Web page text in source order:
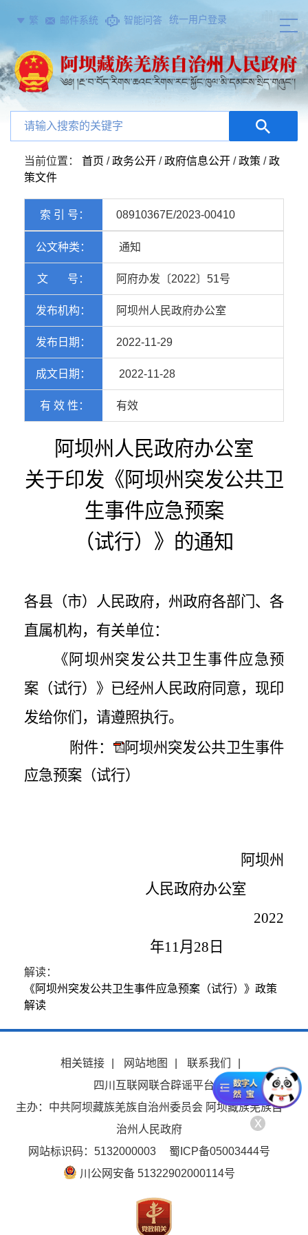
繁 邮件系统 智能问答 统一用户登录
当前位置： 首页 /政务公开 /政府信息公开 /政策 /政
策文件
索 引 号： 08910367E/2023-00410
公文种类： 通知
文 号： 阿府办发〔2022〕51号
发布机构： 阿坝州人民政府办公室
发布日期： 2022-11-29
成文日期： 2022-11-28
有 效 性： 有效
阿坝州人民政府办公室
关于印发《阿坝州突发公共卫
生事件应急预案
（试行）》的通知
各县（市）人民政府，州政府各部门、各
直属机构，有关单位：
《阿坝州突发公共卫生事件应急预
案（试行）》已经州人民政府同意，现印
发给你们，请遵照执行。
附件：
阿坝州突发公共卫生事件
应急预案（试行）
阿坝州
人民政府办公室
2022
年11月 28 日
解读：
《阿坝州突发公共卫生事件应急预案（试行）》政策
解读
相关链接 网站地图 联系我们
四川互联网联合辟谣平台
主办：中共阿坝藏族羌族自治州委员会 阿坝藏族羌族自
治州人民政府
网站标识码：5132000003
蜀ICP备05003444号
川公网安备 51322902000114号
x